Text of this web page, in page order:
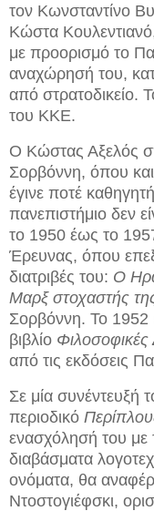
τον Κωνσταντίνο
Κώστα
με προορισμό το
αναχώρησή του,
από στρατοδικείο.
του KKE.
Ο Κώστας Αξελός
Σορβόννη, όπου
έγινε ποτέ
πανεπιστήμιο δεν
το 1950 έως το
Έρευνας, όπου
διατριβές του: Ο
Μαρξ στοχαστής
Σορβόννη. Το
βιβλίο Φιλοσοφικές
από τις εκδόσεις
Σε μία συνέντευξή
περιοδικό
ενασχόλησή του με
διαβάσματα
ονόματα, θα
Ντοστογιέφσκι,